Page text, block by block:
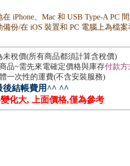
iPhone、Mac 和 USB Type-A PC
份/在 iOS 裝置和 PC 電腦上為檔
未稅價(所有商品都須計算含稅價)
品~需先來電確定價格與庫存付款方
一次性的運費(不含安裝服務)
後結帳費用^^ ^^
化大, 上面價格,僅為參考